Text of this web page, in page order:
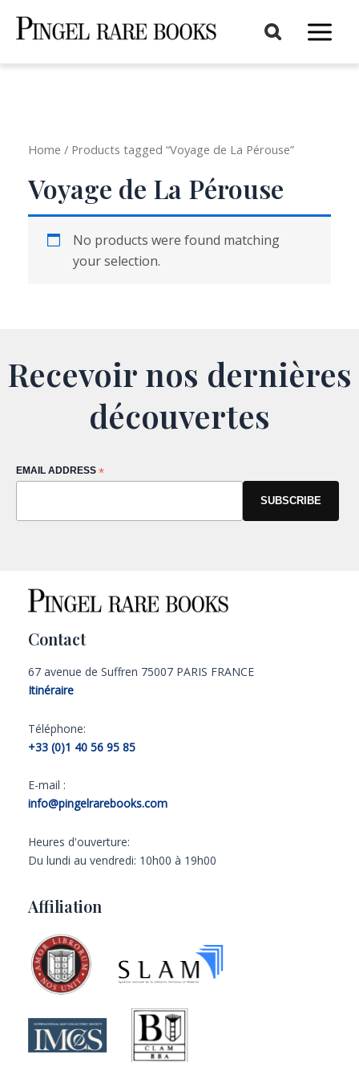
Main
Home / Products tagged “Voyage de La Pérouse”
Voyage de La Pérouse
No products were found matching
your selection.
Recevoir nos dernières
découvertes
EMAIL ADDRESS *
Contact
67 avenue de Suffren 75007 PARIS FRANCE
Itinéraire
Téléphone:
+33 (0)1 40 56 95 85
E-mail :
info@pingelrarebooks.com
Heures d'ouverture:
Du lundi au vendredi: 10h00 à 19h00
Affiliation